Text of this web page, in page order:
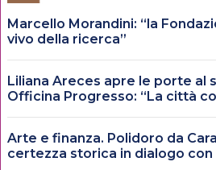
Marcello Morandini: “la
vivo della ricerca”
Liliana Areces apre le porte al
Officina Progresso: “La città
Arte e finanza. Polidoro da
certezza storica in dialogo